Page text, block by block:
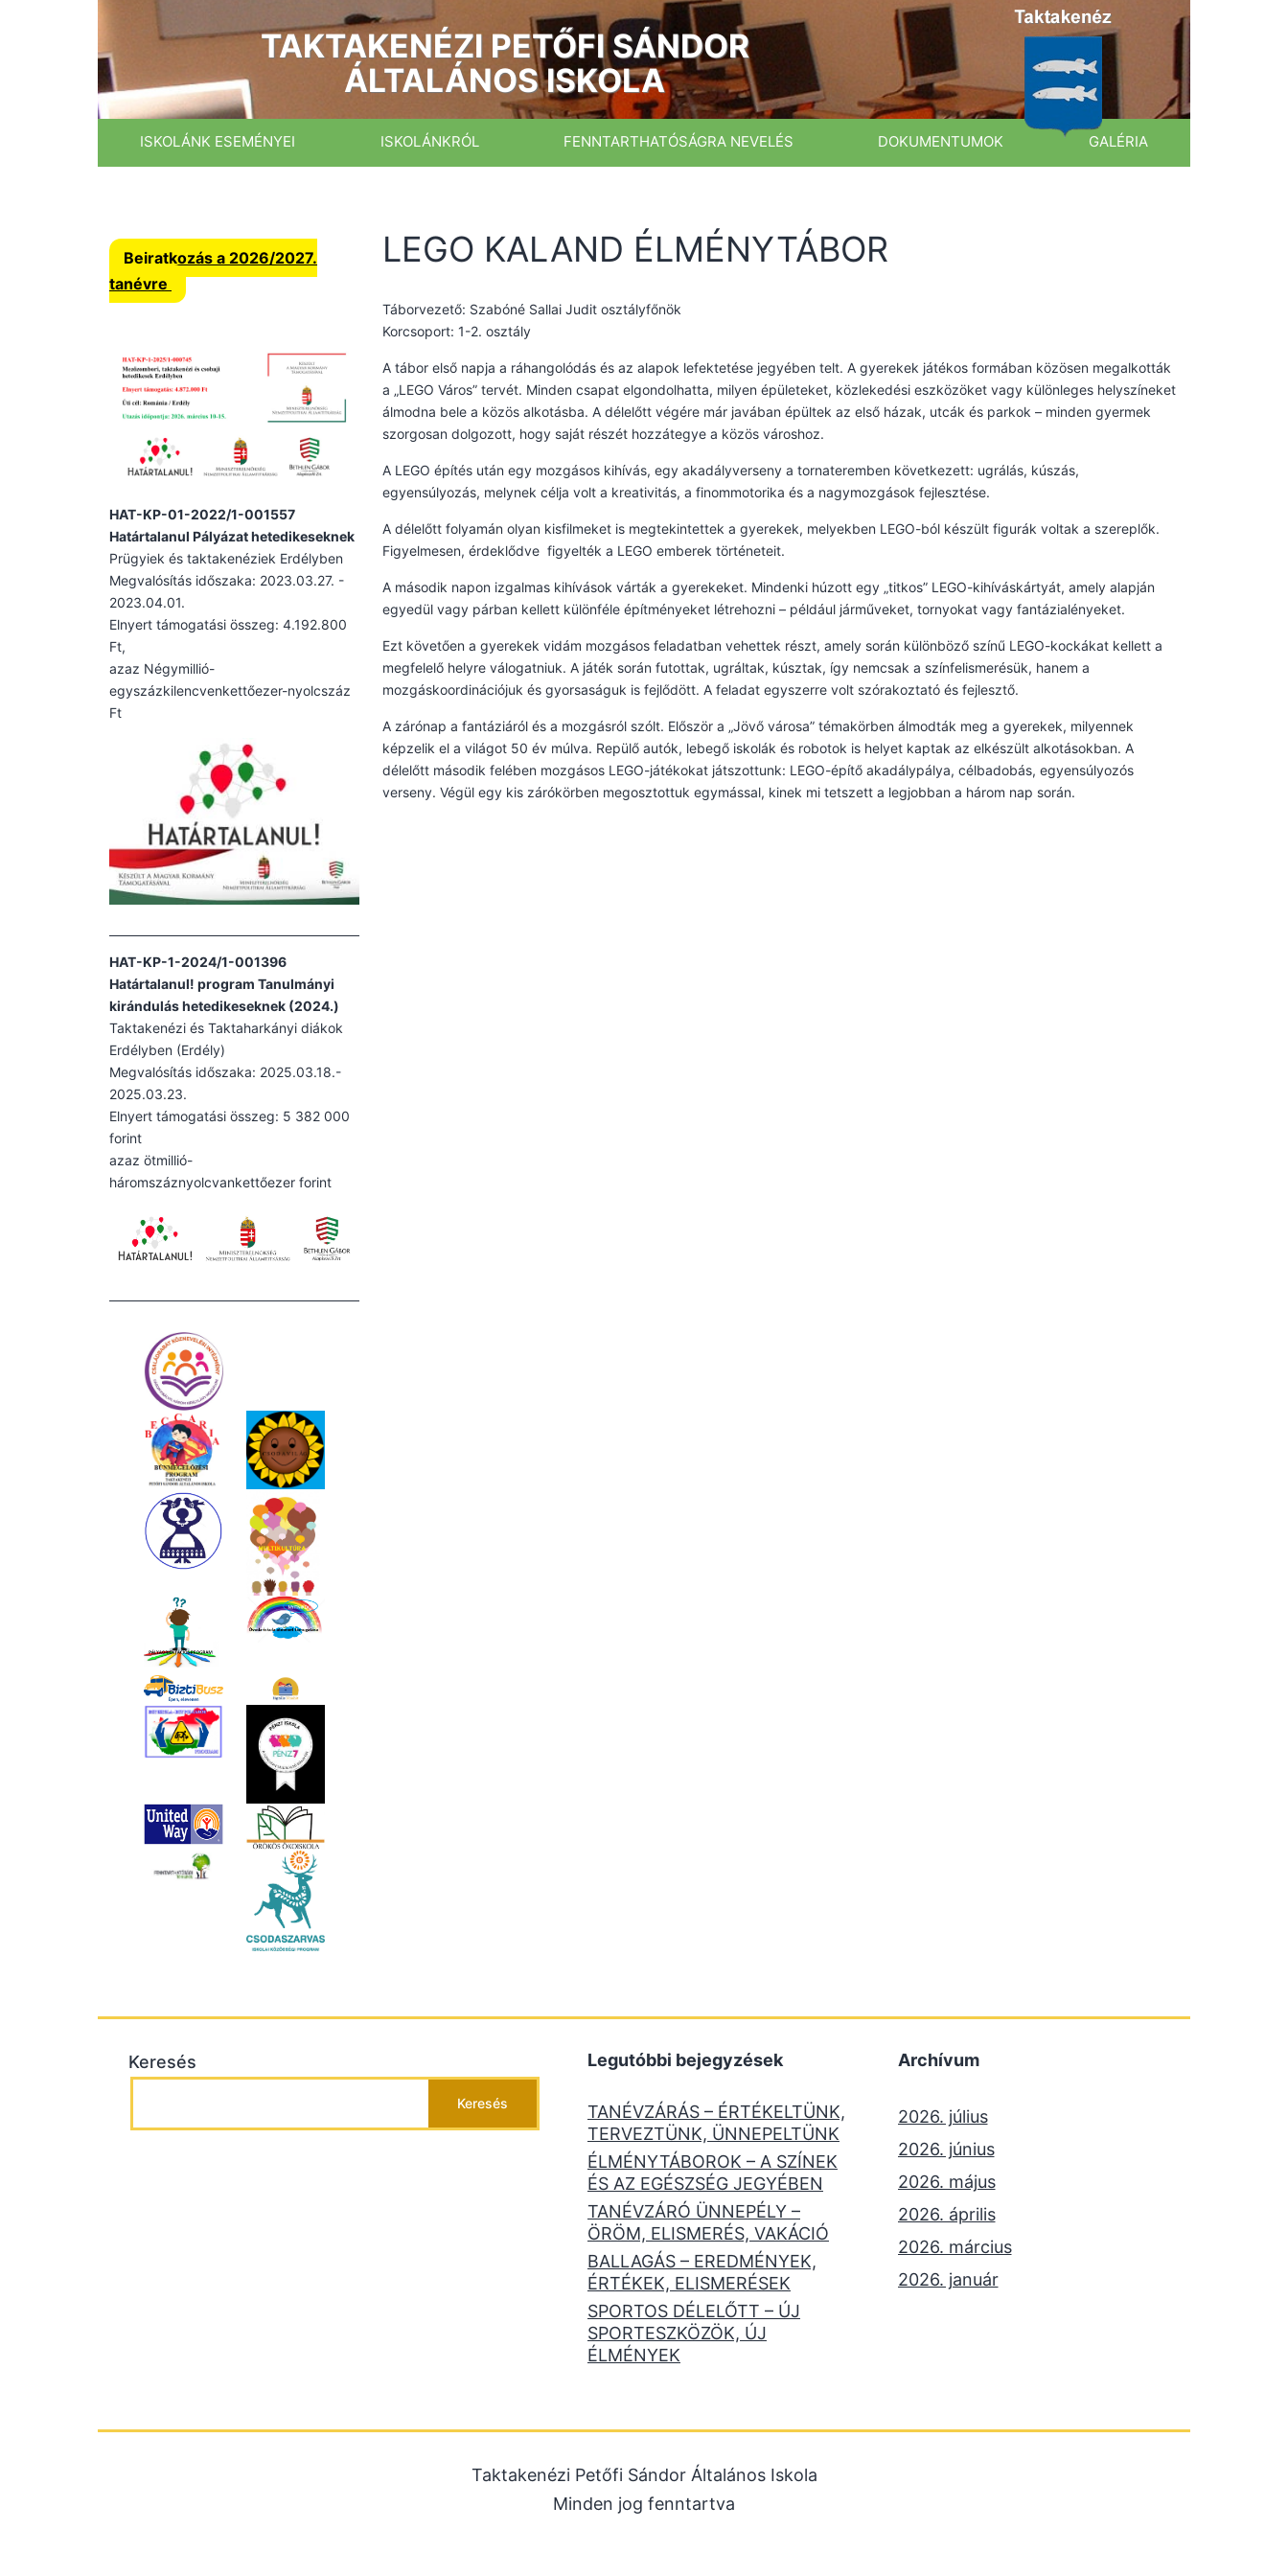
TAKTAKENÉZI PETŐFI SÁNDOR
ÁLTALÁNOS ISKOLA
ISKOLÁNK ESEMÉNYEI ISKOLÁNKRÓL FENNTARTHATÓSÁGRA NEVELÉS DOKUMENTUMOK GALÉRIA
Beiratkozás a 2026/2027.
tanévre
HAT-KP-01-2022/1-001557
Határtalanul Pályázat hetedikeseknek
Prügyiek és taktakenéziek Erdélyben
Megvalósítás időszaka: 2023.03.27. -
2023.04.01.
Elnyert támogatási összeg: 4.192.800
Ft,
azaz Négymillió-
egyszázkilencvenkettőezer-nyolcszáz
Ft
HAT-KP-1-2024/1-001396
Határtalanul! program Tanulmányi
kirándulás hetedikeseknek (2024.)
Taktakenézi és Taktaharkányi diákok
Erdélyben (Erdély)
Megvalósítás időszaka: 2025.03.18.-
2025.03.23.
Elnyert támogatási összeg: 5 382 000
forint
azaz ötmillió-
háromszáznyolcvankettőezer forint
LEGO KALAND ÉLMÉNYTÁBOR
Táborvezető: Szabóné Sallai Judit osztályfőnök
Korcsoport: 1-2. osztály
A tábor első napja a ráhangolódás és az alapok lefektetése jegyében telt. A gyerekek játékos formában közösen megalkották
a „LEGO Város” tervét. Minden csapat elgondolhatta, milyen épületeket, közlekedési eszközöket vagy különleges helyszíneket
álmodna bele a közös alkotásba. A délelőtt végére már javában épültek az első házak, utcák és parkok – minden gyermek
szorgosan dolgozott, hogy saját részét hozzátegye a közös városhoz.
A LEGO építés után egy mozgásos kihívás, egy akadályverseny a tornateremben következett: ugrálás, kúszás,
egyensúlyozás, melynek célja volt a kreativitás, a finommotorika és a nagymozgások fejlesztése.
A délelőtt folyamán olyan kisfilmeket is megtekintettek a gyerekek, melyekben LEGO-ból készült figurák voltak a szereplők.
Figyelmesen, érdeklődve figyelték a LEGO emberek történeteit.
A második napon izgalmas kihívások várták a gyerekeket. Mindenki húzott egy „titkos” LEGO-kihíváskártyát, amely alapján
egyedül vagy párban kellett különféle építményeket létrehozni – például járműveket, tornyokat vagy fantázialényeket.
Ezt követően a gyerekek vidám mozgásos feladatban vehettek részt, amely során különböző színű LEGO-kockákat kellett a
megfelelő helyre válogatniuk. A játék során futottak, ugráltak, kúsztak, így nemcsak a színfelismerésük, hanem a
mozgáskoordinációjuk és gyorsaságuk is fejlődött. A feladat egyszerre volt szórakoztató és fejlesztő.
A zárónap a fantáziáról és a mozgásról szólt. Először a „Jövő városa” témakörben álmodták meg a gyerekek, milyennek
képzelik el a világot 50 év múlva. Repülő autók, lebegő iskolák és robotok is helyet kaptak az elkészült alkotásokban. A
délelőtt második felében mozgásos LEGO-játékokat játszottunk: LEGO-építő akadálypálya, célbadobás, egyensúlyozós
verseny. Végül egy kis zárókörben megosztottuk egymással, kinek mi tetszett a legjobban a három nap során.
Keresés
Keresés
Legutóbbi bejegyzések
TANÉVZÁRÁS – ÉRTÉKELTÜNK,
TERVEZTÜNK, ÜNNEPELTÜNK
ÉLMÉNYTÁBOROK – A SZÍNEK
ÉS AZ EGÉSZSÉG JEGYÉBEN
TANÉVZÁRÓ ÜNNEPÉLY –
ÖRÖM, ELISMERÉS, VAKÁCIÓ
BALLAGÁS – EREDMÉNYEK,
ÉRTÉKEK, ELISMERÉSEK
SPORTOS DÉLELŐTT – ÚJ
SPORTESZKÖZÖK, ÚJ
ÉLMÉNYEK
Archívum
2026. július
2026. június
2026. május
2026. április
2026. március
2026. január
Taktakenézi Petőfi Sándor Általános Iskola
Minden jog fenntartva